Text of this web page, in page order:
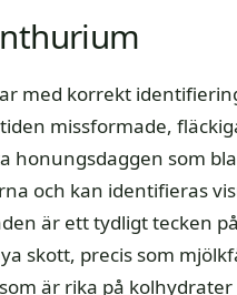
med korrekt
missformade,
honungsdaggen som
och kan identifieras
är ett tydligt tecken
skott, precis som
är rika på